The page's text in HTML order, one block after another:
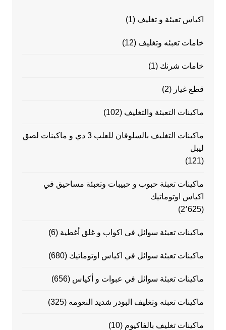
اكياس تعبئة و تغليف (1)
خامات تعبئه وتغليف (12)
خامات شرنك (1)
قطع غيار (2)
ماكينات التعبئة والتغليف (102)
ماكينات التغليف بالسلوفان للعلب 3 دي و ماكينات لصق
ليبل
(121)
ماكينات تعبئة حبوب و حبيبات وتعبئة مساحيق في
اكياس اوتوماتيك
(2٬625)
ماكينات تعبئة سوائل فى اكواب و غلق أغطية (6)
ماكينات تعبئة سوائل في اكياس اوتوماتيك (680)
ماكينات تعبئة سوائل في عبوات و أكياس (656)
ماكينات تعبئه وتغليف البودر شديد النعومه (325)
ماكينات تغليف بالفاكيوم (10)